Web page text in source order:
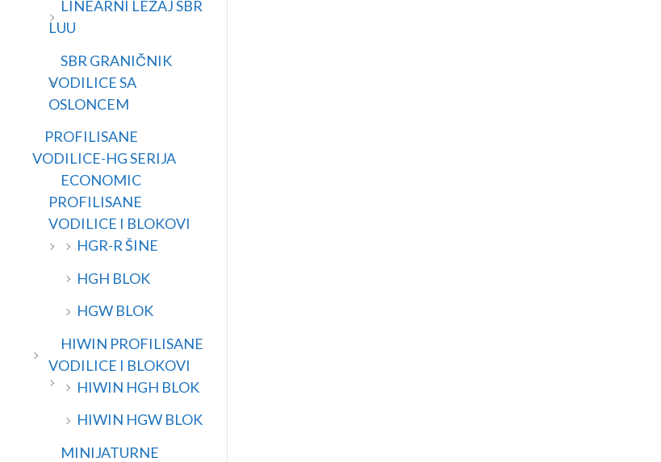
LINEARNI LEŽAJ SBR
LUU
SBR GRANIČNIK
VODILICE SA
OSLONCEM
PROFILISANE
VODILICE-HG SERIJA
ECONOMIC
PROFILISANE
VODILICE I BLOKOVI
HGR-R ŠINE
HGH BLOK
HGW BLOK
HIWIN PROFILISANE
VODILICE I BLOKOVI
HIWIN HGH BLOK
HIWIN HGW BLOK
MINIJATURNE